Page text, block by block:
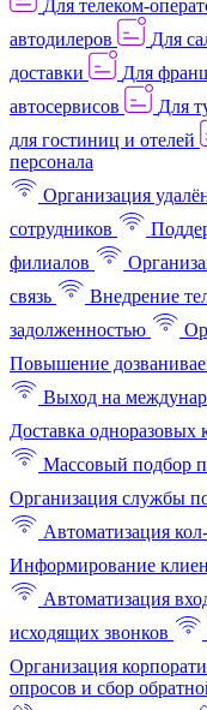
Для телеком-
автодилеров
Для
доставки
Для
автосервисов
Для
для гостиниц и отелей
персонала
Организация
сотрудников
филиалов
связь
Внедрение
задолженностью
Повышение
Выход на
Доставка одноразовых
Массовый подбор
Организация службы
Автоматизация
Информирование
Автоматизация
исходящих звонков
Организация
опросов и сбор